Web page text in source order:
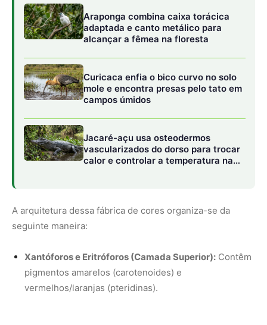
A arquitetura dessa fábrica de cores organiza-se da
seguinte maneira:
Xantóforos e Eritróforos (Camada Superior):Contêm
pigmentos amarelos (carotenoides) e
vermelhos/laranjas (pteridinas).